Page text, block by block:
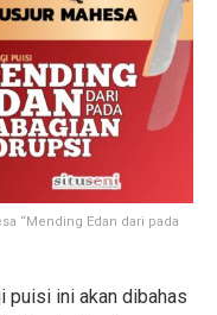
“Mending Edan dari pada
puisi ini akan dibahas